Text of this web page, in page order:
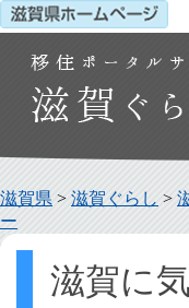
滋賀県 > 滋賀ぐらし >
ー
滋賀に